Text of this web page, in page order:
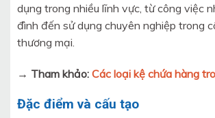
dụng trong nhiều lĩnh vực, từ công việc
đình đến sử dụng chuyên nghiệp trong
thương mại.
→ Tham khảo: Các loại kệ chứa hàng
Đặc điểm và cấu tạo